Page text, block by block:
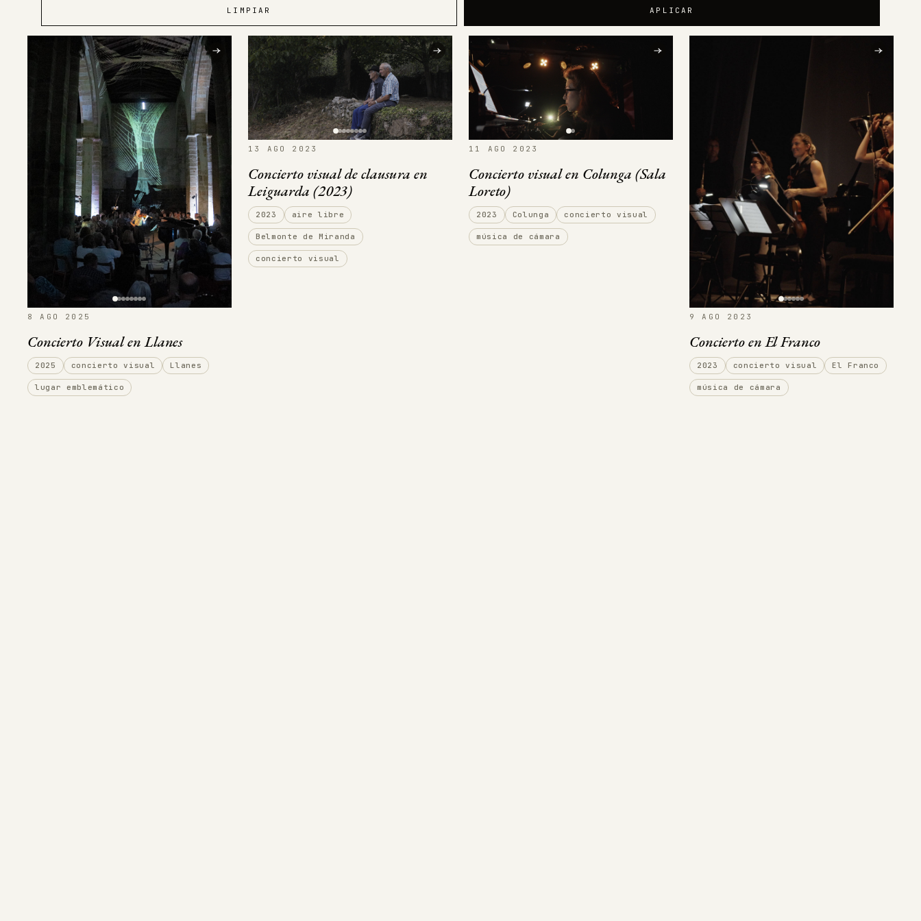
LIMPIAR APLICAR
8 AGO 2025
Concierto Visual en Llanes
2025 concierto visual Llanes
lugar emblemático
13 AGO 2023
Concierto visual de clausura en
Leiguarda (2023)
2023 aire libre
Belmonte de Miranda
concierto visual
11 AGO 2023
Concierto visual en Colunga (Sala
Loreto)
2023 Colunga concierto visual
música de cámara
9 AGO 2023
Concierto en El Franco
2023 concierto visual El Franco
música de cámara